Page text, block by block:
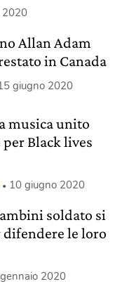
2020
Allan Adam
in Canada
giugno 2020
musica unito
Black lives
10 giugno 2020
soldato si
le loro
2020